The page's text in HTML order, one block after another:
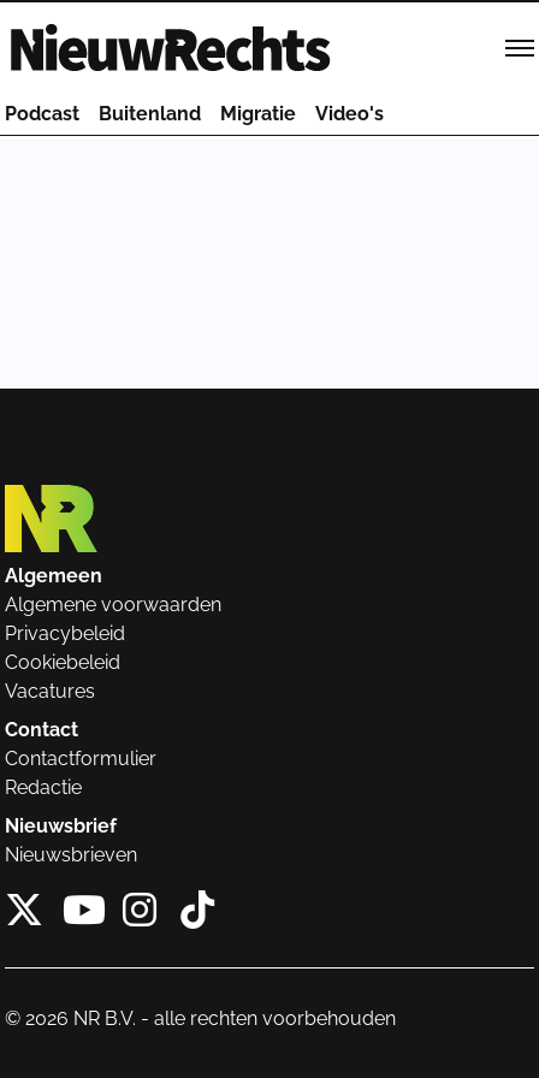
Homepage van NieuwRechts
Podcast Buitenland Migratie Video's
Algemeen
Algemene voorwaarden
Privacybeleid
Cookiebeleid
Vacatures
Contact
Contactformulier
Redactie
Nieuwsbrief
Nieuwsbrieven
X van NieuwRechts
Instagram van
Tiktok van
© 2026 NR B.V. - alle rechten voorbehouden